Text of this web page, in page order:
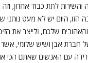
לתת כבוד אחרון,
היום יש לא מעט נותני
שלכם, ולייצר את
חברת אבן ושיש שלומי,
פרידה עם האנשים שאתם הכי